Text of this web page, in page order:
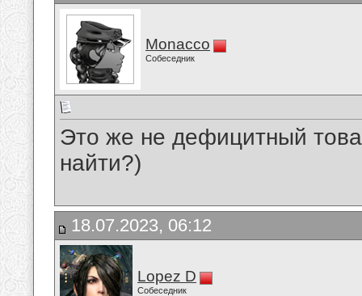
Monacco
Собеседник
Это же не дефицитный
найти?)
18.07.2023, 06:12
Lopez D
Собеседник